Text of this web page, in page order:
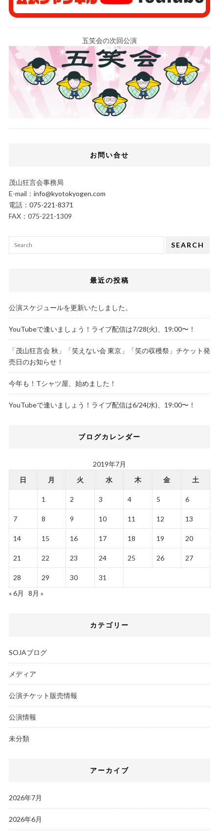
五笑会の次回公演
お問い合せ
茂山狂言会事務局
E-mail： info@kyotokyogen.com
電話： 075-221-8371
FAX：075-221-1309
SEARCH
最近の投稿
公演スケジュールを更新いたしました。
YouTubeで逢いましょう！ライブ配信は7/28(火)、19:00〜！
「茂山狂言会 秋」「笑えない会 東京」「笑の収穫祭」チケット発
売日のお知らせ！
今年も！Tシャツ屋、始めました！
YouTubeで逢いましょう！ライブ配信は6/24(水)、19:00〜！
ブログカレンダー
2019年7月
日
月 火 水 木 金 土
1 2 3 4 5 6
7 8 9 10 11 12 13
14 15 16 17 18 19 20
21 22 23 24 25 26 27
28 29 30
31
« 6月
8月 »
カテゴリー
SOJAブログ
メディア
公演チケット販売情報
公演情報
未分類
アーカイブ
2026年7月
2026年6月